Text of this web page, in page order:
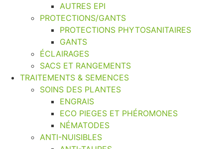
AUTRES EPI
PROTECTIONS/GANTS
PROTECTIONS PHYTOSANITAIRES
GANTS
ÉCLAIRAGES
SACS ET RANGEMENTS
TRAITEMENTS & SEMENCES
SOINS DES PLANTES
ENGRAIS
ECO PIEGES ET PHÉROMONES
NÉMATODES
ANTI-NUISIBLES